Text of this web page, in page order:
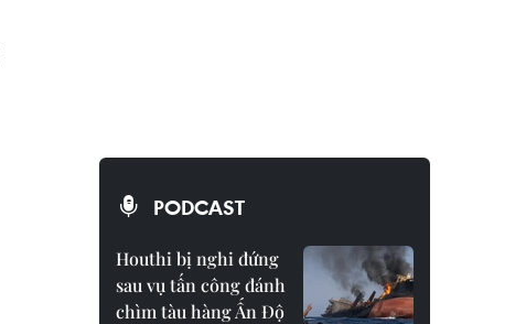
PODCAST
Houthi bị nghi đứng
sau vụ tấn công đánh
chìm tàu hàng Ấn Độ